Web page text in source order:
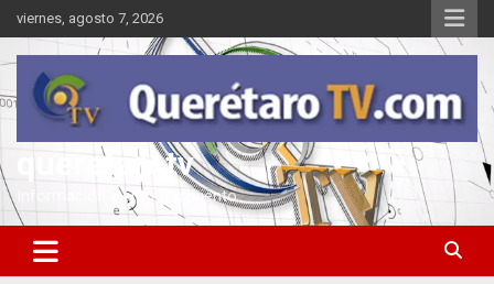
Saltar
al
contenido
viernes, agosto 7, 2026
queretarotv
Información y entretenimiento